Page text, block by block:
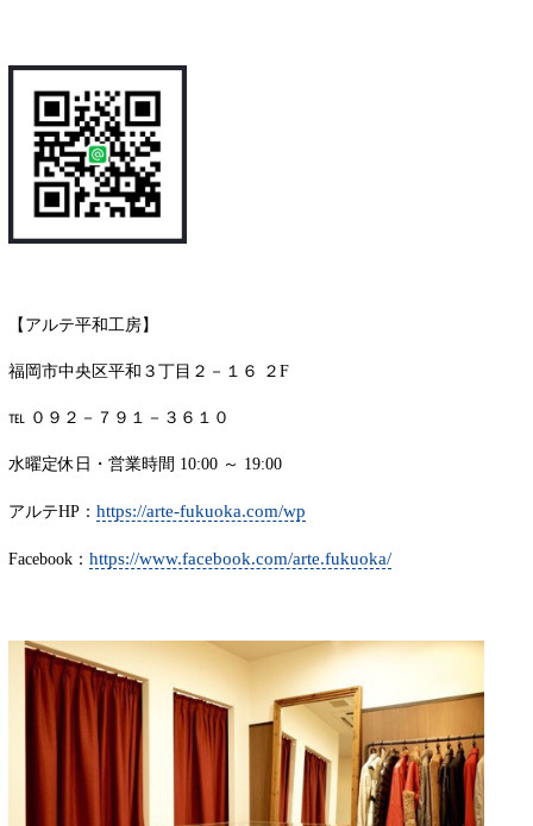
【アルテ平和工房】
福岡市中央区平和３丁目２－１６ ２F
℡ ０９２－７９１－３６１０
水曜定休日・営業時間 10:00 ～ 19:00
アルテHP： https://arte-fukuoka.com/wp
Facebook： https://www.facebook.com/arte.fukuoka/